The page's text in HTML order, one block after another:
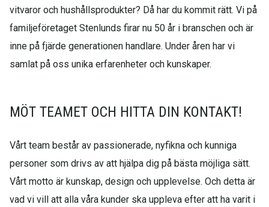
vitvaror och hushållsprodukter? Då har du kommit rätt. Vi på
familjeföretaget Stenlunds firar nu 50 år i branschen och är
inne på fjärde generationen handlare. Under åren har vi
samlat på oss unika erfarenheter och kunskaper.
MÖT TEAMET OCH HITTA DIN KONTAKT!
Vårt team består av passionerade, nyfikna och kunniga
personer som drivs av att hjälpa dig på bästa möjliga sätt.
Vårt motto är kunskap, design och upplevelse. Och detta är
vad vi vill att alla våra kunder ska uppleva efter att ha varit i